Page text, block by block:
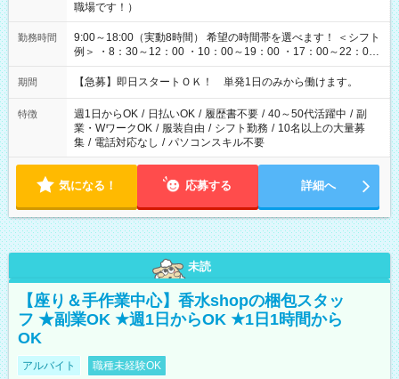
職場です！）
勤務時間
9:00～18:00（実動8時間） 希望の時間帯を選べます！ ＜シフト
例＞ ・8：30～12：00 ・10：00～19：00 ・17：00～22：00
・13：00～22：00 ・22：00～翌6：00 など
期間 【急募】即日スタートＯＫ！ 単発1日のみから働けます。
特徴 週1日からOK / 日払いOK / 履歴書不要 / 40～50代活躍中 / 副
業・WワークOK / 服装自由 / シフト勤務 / 10名以上の大量募
集 / 電話対応なし / パソコンスキル不要
気になる！ 応募する 詳細へ
未読
【座り＆手作業中心】香水shopの梱包スタッ
フ ★副業OK ★週1日からOK ★1日1時間から
OK
アルバイト 職種未経験OK